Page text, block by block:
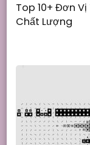
Top 10+ Đơn Vị
Chất Lượng